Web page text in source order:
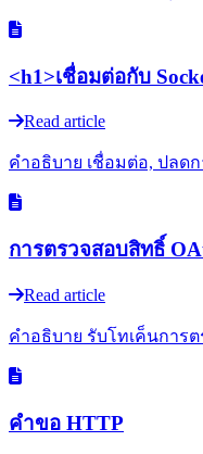
<h1>เชื่อมต่อกับ
Read article
คำอธิบาย เชื่อมต่อ, ปลด
การตรวจสอบสิทธิ์
Read article
คำอธิบาย รับโทเค็นการต
คำขอ HTTP